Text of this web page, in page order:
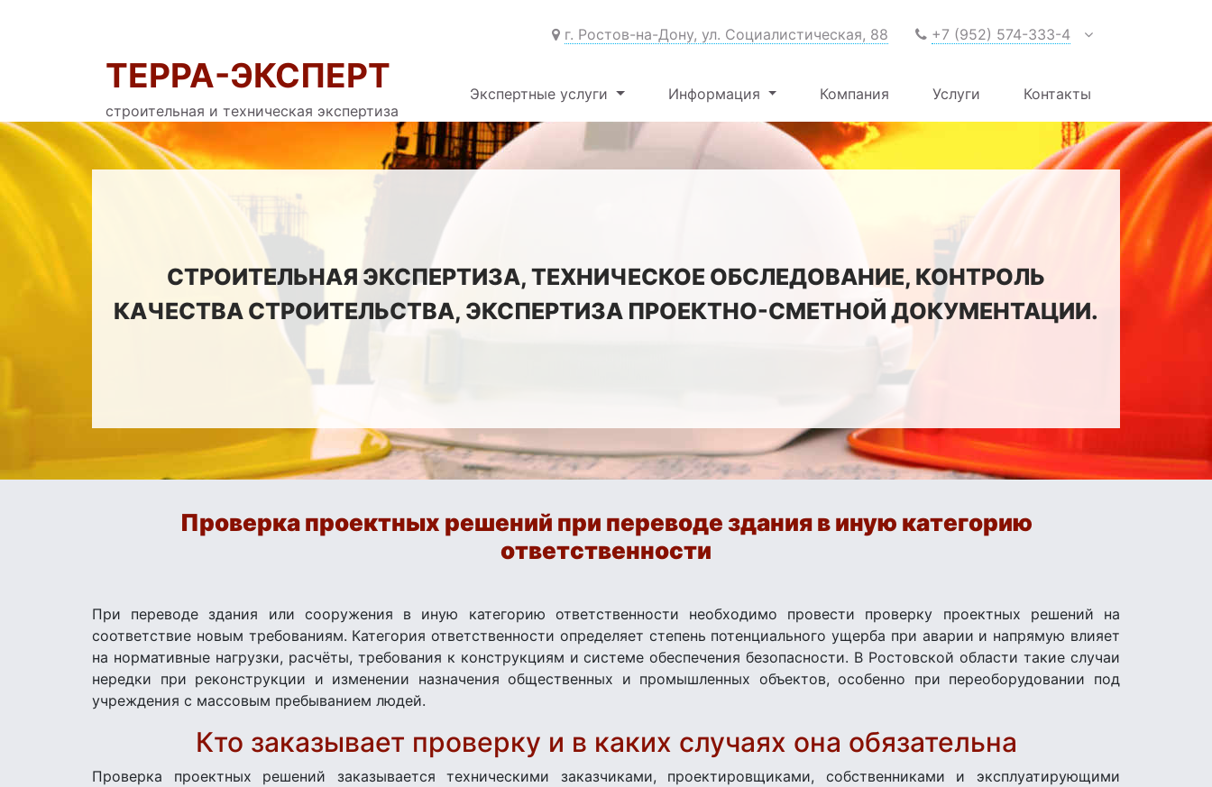
ТЕРРА-ЭКСПЕРТ
строительная и техническая экспертиза
г. Ростов-на-Дону, ул. Социалистическая, 88 +7 (952) 574-333-4
Экспертные услуги Информация Компания Услуги Контакты
СТРОИТЕЛЬНАЯ ЭКСПЕРТИЗА, ТЕХНИЧЕСКОЕ ОБСЛЕДОВАНИЕ, КОНТРОЛЬ
КАЧЕСТВА СТРОИТЕЛЬСТВА, ЭКСПЕРТИЗА ПРОЕКТНО-СМЕТНОЙ ДОКУМЕНТАЦИИ.
Проверка проектных решений при переводе здания в иную категорию
ответственности
При переводе здания или сооружения в иную категорию ответственности необходимо провести проверку проектных решений на
соответствие новым требованиям. Категория ответственности определяет степень потенциального ущерба при аварии и напрямую влияет
на нормативные нагрузки, расчёты, требования к конструкциям и системе обеспечения безопасности. В Ростовской области такие случаи
нередки при реконструкции и изменении назначения общественных и промышленных объектов, особенно при переоборудовании под
учреждения с массовым пребыванием людей.
Кто заказывает проверку и в каких случаях она обязательна
Проверка проектных решений заказывается техническими заказчиками, проектировщиками, собственниками и эксплуатирующими